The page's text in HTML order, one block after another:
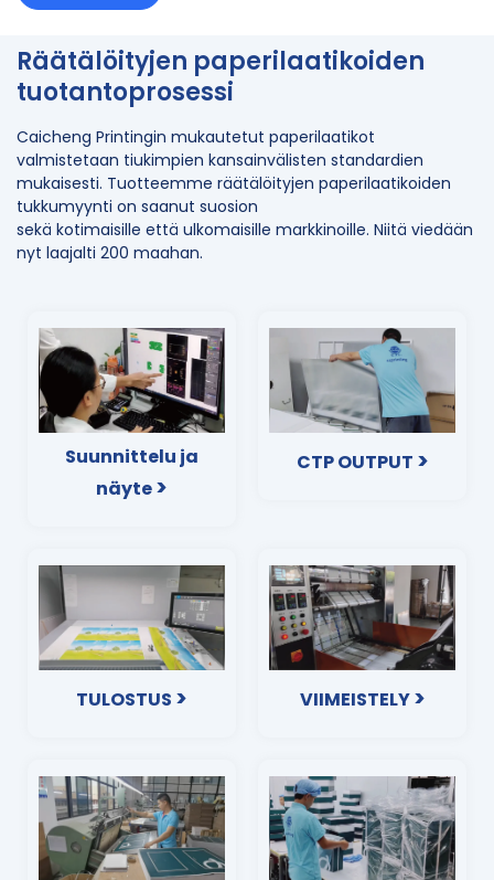
Räätälöityjen paperilaatikoiden
tuotantoprosessi
Caicheng Printingin mukautetut paperilaatikot
valmistetaan tiukimpien kansainvälisten standardien
mukaisesti. Tuotteemme räätälöityjen paperilaatikoiden
tukkumyynti on saanut suosion
sekä kotimaisille että ulkomaisille markkinoille. Niitä viedään
nyt laajalti 200 maahan.
Suunnittelu ja
näyte>
CTP OUTPUT >
TULOSTUS > VIIMEISTELY>